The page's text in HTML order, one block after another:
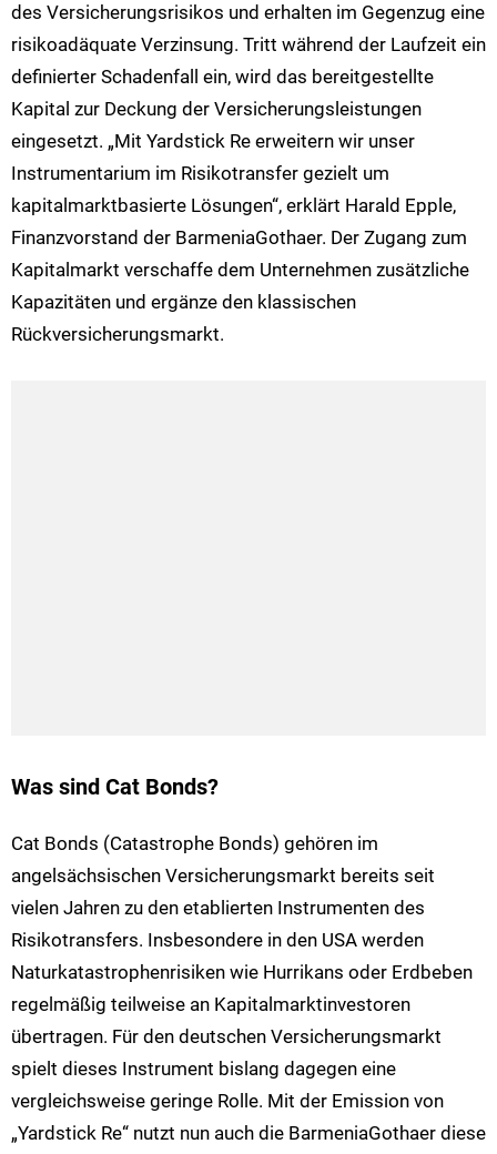
des Versicherungsrisikos und erhalten im Gegenzug eine
risikoadäquate Verzinsung. Tritt während der Laufzeit ein
definierter Schadenfall ein, wird das bereitgestellte
Kapital zur Deckung der Versicherungsleistungen
eingesetzt. „Mit Yardstick Re erweitern wir unser
Instrumentarium im Risikotransfer gezielt um
kapitalmarktbasierte Lösungen“, erklärt Harald Epple,
Finanzvorstand der BarmeniaGothaer. Der Zugang zum
Kapitalmarkt verschaffe dem Unternehmen zusätzliche
Kapazitäten und ergänze den klassischen
Rückversicherungsmarkt.
Was sind Cat Bonds?
Cat Bonds (Catastrophe Bonds) gehören im
angelsächsischen Versicherungsmarkt bereits seit
vielen Jahren zu den etablierten Instrumenten des
Risikotransfers. Insbesondere in den USA werden
Naturkatastrophenrisiken wie Hurrikans oder Erdbeben
regelmäßig teilweise an Kapitalmarktinvestoren
übertragen. Für den deutschen Versicherungsmarkt
spielt dieses Instrument bislang dagegen eine
vergleichsweise geringe Rolle. Mit der Emission von
„Yardstick Re“ nutzt nun auch die BarmeniaGothaer diese